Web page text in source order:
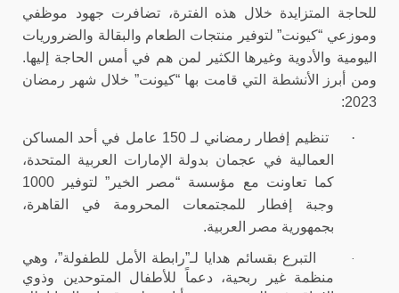
للحاجة المتزايدة خلال هذه الفترة، تضافرت جهود موظفي
وموزعي “كيونت” لتوفير منتجات الطعام والبقالة والضروريات
اليومية والأدوية وغيرها الكثير لمن هم في أمس الحاجة إليها.
ومن أبرز الأنشطة التي قامت بها “كيونت” خلال شهر رمضان
2023:
·
تنظيم إفطار رمضاني لـ 150 عامل في أحد المساكن
العمالية في عجمان بدولة الإمارات العربية المتحدة،
كما تعاونت مع مؤسسة “مصر الخير” لتوفير 1000
وجبة إفطار للمجتمعات المحرومة في القاهرة،
بجمهورية مصر العربية.
·
التبرع بقسائم هدايا لـ”رابطة الأمل للطفولة”، وهي
منظمة غير ربحية، دعماً للأطفال المتوحدين وذوي